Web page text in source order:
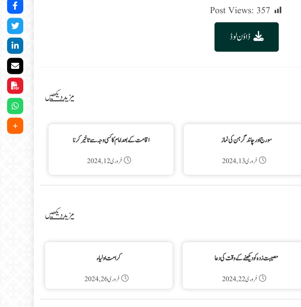
Post Views: 357
ڈاؤن لوڈ
مزید دیکھیں
سورج اور چاند گرہن کی نماز
فروری 13, 2024
اقامت کے بعد امام کا کسی وجہ سے تاخیر کرنا
فروری 12, 2024
مزید دیکھیں
مصیبت زدہ کو دیکھنے کے وقت کی دعا
فروری 22, 2024
کرامت اولیاء
فروری 26, 2024